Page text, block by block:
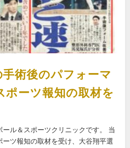
術後のパフォーマ
ポーツ報知の取材を
ル＆スポーツクリニックです。 当
ーツ報知の取材を受け、大谷翔平選